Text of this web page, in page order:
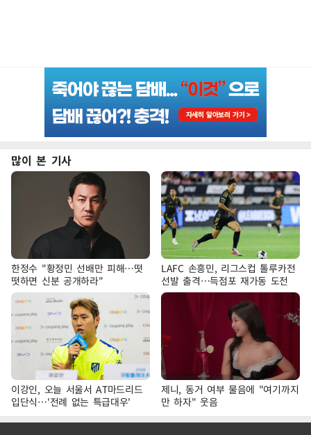
많이 본 기사
한정수 "황정민 선배만 피해…떳
떳하면 신분 공개하라"
LAFC 손흥민, 리그스컵 톨루카전
선발 출격…득점포 재가동 도전
이강인, 오늘 서울서 AT마드리드
입단식…'전례 없는 특급대우'
제니, 동거 여부 물음에 "여기까지
만 하자" 웃음